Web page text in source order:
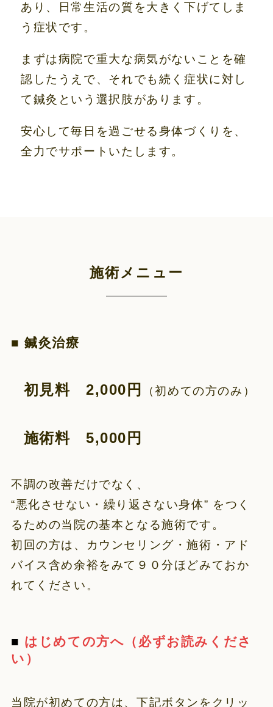
あり、日常生活の質を大きく下げてしま
う症状です。
まずは病院で重大な病気がないことを確
認したうえで、それでも続く症状に対し
て鍼灸という選択肢があります。
安心して毎日を過ごせる身体づくりを、
全力でサポートいたします。
施術メニュー
■ 鍼灸治療
初見料 2,000円 （初めての方のみ）
施術料 5,000円
不調の改善だけでなく、
“悪化させない・繰り返さない身体” をつく
るための当院の基本となる施術です。
初回の方は、カウンセリング・施術・アド
バイス含め余裕をみて９０分ほどみておか
れてください。
■ はじめての方へ（必ずお読みくださ
い）
当院が初めての方は、下記ボタンをクリッ